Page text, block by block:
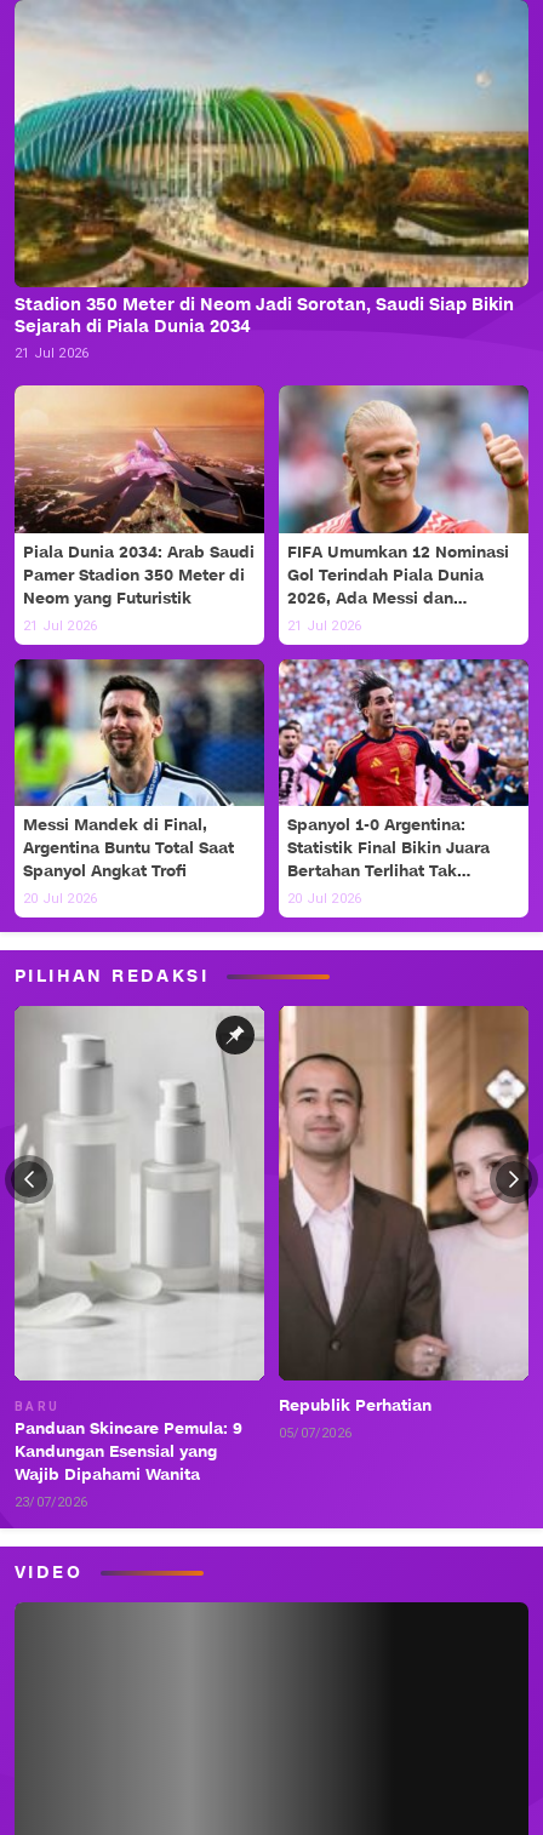
Stadion 350 Meter di Neom Jadi Sorotan, Saudi Siap Bikin
Sejarah di Piala Dunia 2034
21 Jul 2026
Piala Dunia 2034: Arab Saudi
Pamer Stadion 350 Meter di
Neom yang Futuristik
21 Jul 2026
FIFA Umumkan 12 Nominasi
Gol Terindah Piala Dunia
2026, Ada Messi dan
Haaland!
21 Jul 2026
Messi Mandek di Final,
Argentina Buntu Total Saat
Spanyol Angkat Trofi
20 Jul 2026
Spanyol 1-0 Argentina:
Statistik Final Bikin Juara
Bertahan Terlihat Tak
Berdaya
20 Jul 2026
PILIHAN REDAKSI
BARU
Panduan Skincare Pemula: 9
Kandungan Esensial yang
Wajib Dipahami Wanita
23/07/2026
Republik Perhatian
05/07/2026
VIDEO